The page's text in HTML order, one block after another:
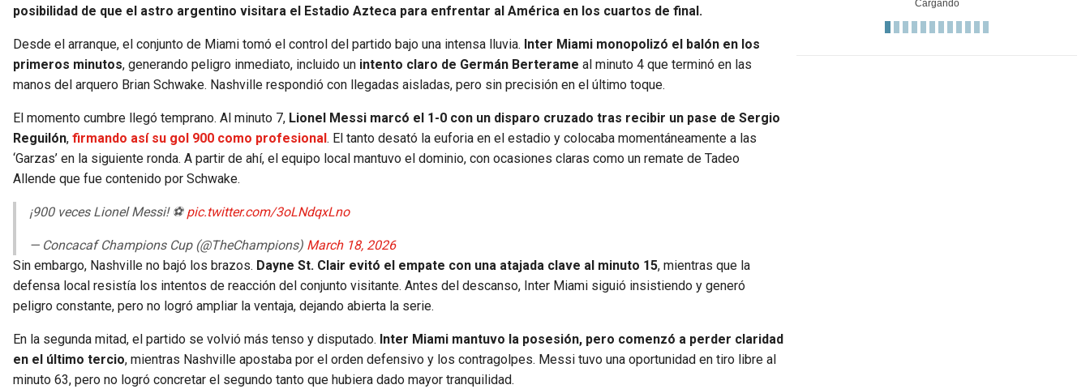
posibilidad de que el astro argentino visitara el Estadio Azteca para enfrentar al América en los cuartos de final.
Desde el arranque, el conjunto de Miami tomó el control del partido bajo una intensa lluvia. Inter Miami monopolizó el balón en los
primeros minutos, generando peligro inmediato, incluido un intento claro de Germán Berterame al minuto 4 que terminó en las
manos del arquero Brian Schwake. Nashville respondió con llegadas aisladas, pero sin precisión en el último toque.
El momento cumbre llegó temprano. Al minuto 7, Lionel Messi marcó el 1-0 con un disparo cruzado tras recibir un pase de Sergio
Reguilón, firmando así su gol 900 como profesional . El tanto desató la euforia en el estadio y colocaba momentáneamente a las
‘Garzas’ en la siguiente ronda. A partir de ahí, el equipo local mantuvo el dominio, con ocasiones claras como un remate de Tadeo
Allende que fue contenido por Schwake.
¡900 veces Lionel Messi! ⚽ pic.twitter.com/3oLNdqxLno
— Concacaf Champions Cup (@TheChampions) March 18, 2026
Sin embargo, Nashville no bajó los brazos. Dayne St. Clair evitó el empate con una atajada clave al minuto 15, mientras que la
defensa local resistía los intentos de reacción del conjunto visitante. Antes del descanso, Inter Miami siguió insistiendo y generó
peligro constante, pero no logró ampliar la ventaja, dejando abierta la serie.
En la segunda mitad, el partido se volvió más tenso y disputado. Inter Miami mantuvo la posesión, pero comenzó a perder claridad
en el último tercio, mientras Nashville apostaba por el orden defensivo y los contragolpes. Messi tuvo una oportunidad en tiro libre al
minuto 63, pero no logró concretar el segundo tanto que hubiera dado mayor tranquilidad.